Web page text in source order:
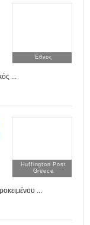
Έθνος
...
Huffington Post
Greece
...